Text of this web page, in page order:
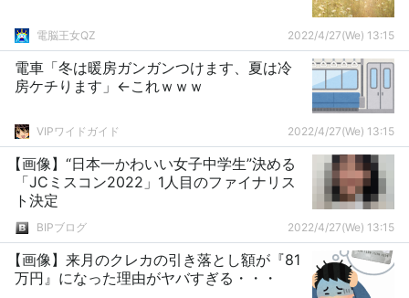
電脳王女QZ 2022/4/27(We) 13:15
電車「冬は暖房ガンガンつけます、夏は冷
房ケチります」←これｗｗｗ
VIPワイドガイド 2022/4/27(We) 13:15
【画像】“日本一かわいい女子中学生”決める
「JCミスコン2022」1人目のファイナリス
ト決定
BIPブログ 2022/4/27(We) 13:15
【画像】来月のクレカの引き落とし額が『81
万円』になった理由がヤバすぎる・・・